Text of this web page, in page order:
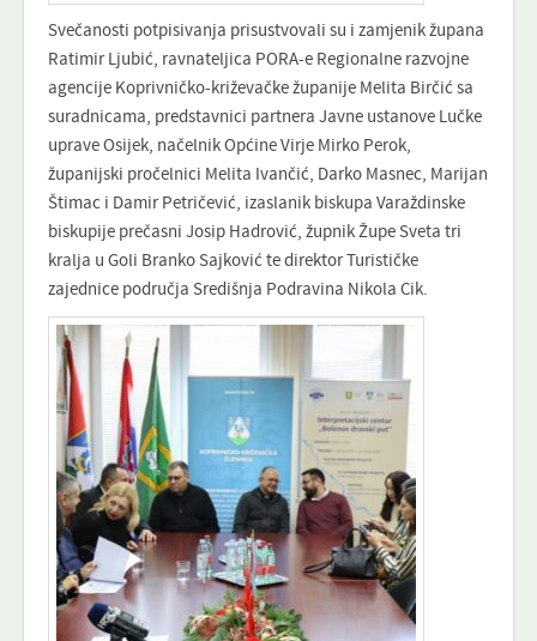
Svečanosti potpisivanja prisustvovali su i zamjenik župana
Ratimir Ljubić, ravnateljica PORA-e Regionalne razvojne
agencije Koprivničko-križevačke županije Melita Birčić sa
suradnicama, predstavnici partnera Javne ustanove Lučke
uprave Osijek, načelnik Općine Virje Mirko Perok,
županijski pročelnici Melita Ivančić, Darko Masnec, Marijan
Štimac i Damir Petričević, izaslanik biskupa Varaždinske
biskupije prečasni Josip Hadrović, župnik Župe Sveta tri
kralja u Goli Branko Sajković te direktor Turističke
zajednice područja Središnja Podravina Nikola Cik.